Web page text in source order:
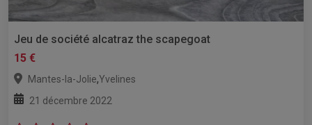
Jeu de société alcatraz the scapegoat
15 €
Mantes-la-Jolie,Yvelines
21 décembre 2022